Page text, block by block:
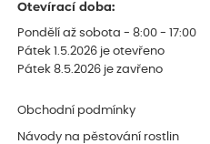
Otevírací doba:
Pondělí až sobota - 8:00 - 17:00
Pátek 1.5.2026 je otevřeno
Pátek 8.5.2026 je zavřeno
Obchodní podmínky
Návody na pěstování rostlin